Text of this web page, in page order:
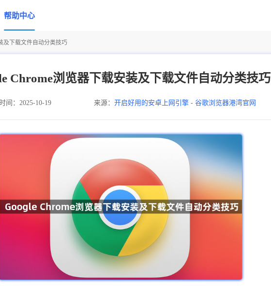
帮助中心
及下载文件自动分类技巧
Chrome浏览器下载安装及下载文件自动分类技巧
间：2025-10-19 来源： 开启好用的安卓上网引擎 - 谷歌浏览器港湾官网